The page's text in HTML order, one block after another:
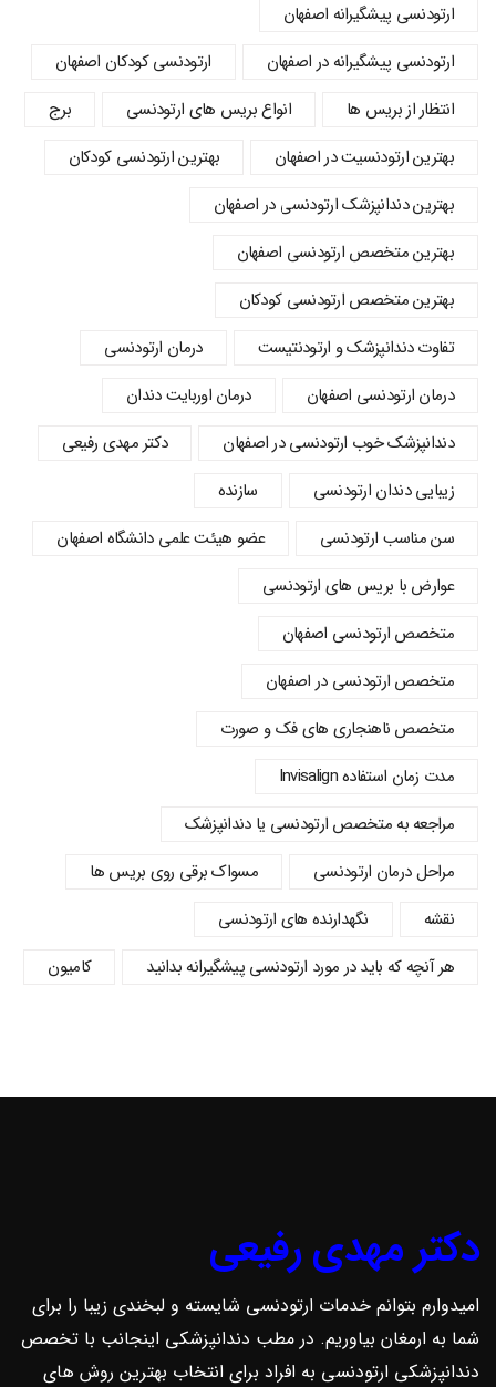
ارتودنسی پیشگیرانه اصفهان
ارتودنسی پیشگیرانه در اصفهان
ارتودنسی کودکان اصفهان
انتظار از بریس ها
انواع بریس های ارتودنسی
برج
بهترین ارتودنسیت در اصفهان
بهترین ارتودنسی کودکان
بهترین دندانپزشک ارتودنسی در اصفهان
بهترین متخصص ارتودنسی اصفهان
بهترین متخصص ارتودنسی کودکان
تفاوت دندانپزشک و ارتودنتیست
درمان ارتودنسی
درمان ارتودنسی اصفهان
درمان اوربایت دندان
دندانپزشک خوب ارتودنسی در اصفهان
دکتر مهدی رفیعی
زیبایی دندان ارتودنسی
سازنده
سن مناسب ارتودنسی
عضو هیئت علمی دانشگاه اصفهان
عوارض با بریس های ارتودنسی
متخصص ارتودنسی اصفهان
متخصص ارتودنسی در اصفهان
متخصص ناهنجاری های فک و صورت
مدت زمان استفاده Invisalign
مراجعه به متخصص ارتودنسی یا دندانپزشک
مراحل درمان ارتودنسی
مسواک برقی روی بریس ها
نقشه
نگهدارنده های ارتودنسی
هر آنچه که باید در مورد ارتودنسی پیشگیرانه بدانید
کامیون
دکتر مهدی رفیعی
امیدوارم بتوانم خدمات ارتودنسی شایسته و لبخندی زیبا را برای
شما به ارمغان بیاوریم. در مطب دندانپزشکی اینجانب با تخصص
دندانپزشکی ارتودنسی به افراد برای انتخاب بهترین روش ‌های